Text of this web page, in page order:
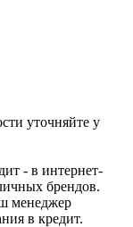
уточняйте у
- в интернет-
брендов.
менеджер
в кредит.